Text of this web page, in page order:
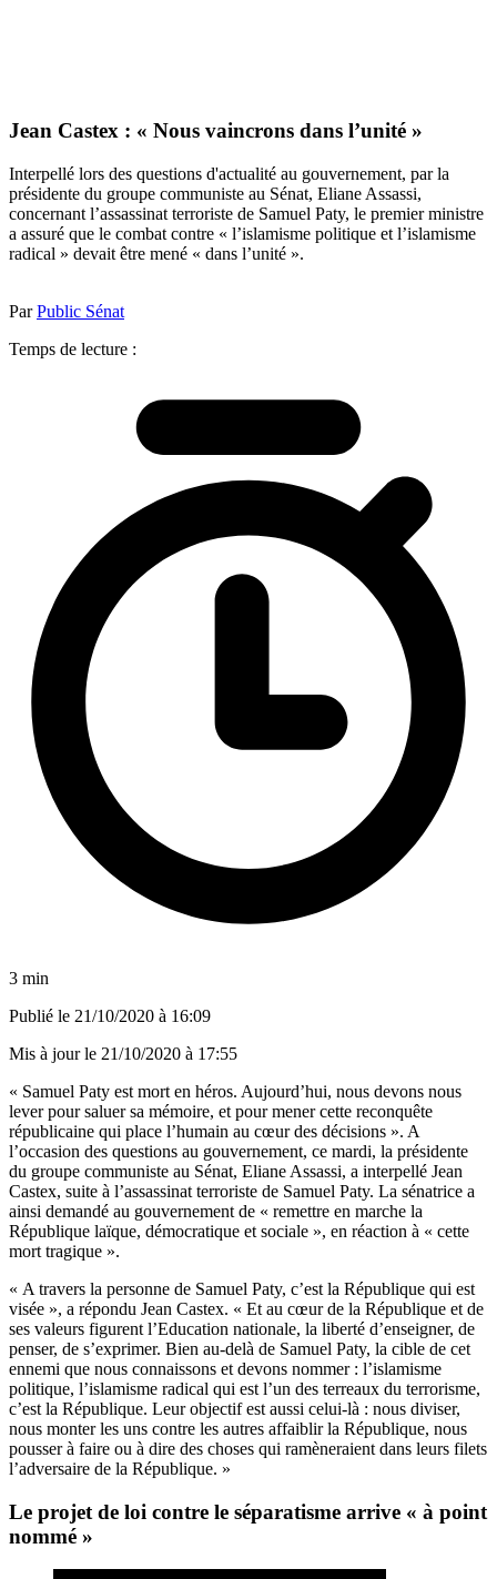
Jean Castex : « Nous vaincrons dans l’unité »
Interpellé lors des questions d'actualité au gouvernement, par la
présidente du groupe communiste au Sénat, Eliane Assassi,
concernant l’assassinat terroriste de Samuel Paty, le premier ministre
a assuré que le combat contre « l’islamisme politique et l’islamisme
radical » devait être mené « dans l’unité ».
ParPublic Sénat
Temps de lecture :
3 min
Publié le 21/10/2020 à 16:09
Mis à jour le 21/10/2020 à 17:55
« Samuel Paty est mort en héros. Aujourd’hui, nous devons nous
lever pour saluer sa mémoire, et pour mener cette reconquête
républicaine qui place l’humain au cœur des décisions ». A
l’occasion des questions au gouvernement, ce mardi, la présidente
du groupe communiste au Sénat, Eliane Assassi, a interpellé Jean
Castex, suite à l’assassinat terroriste de Samuel Paty. La sénatrice a
ainsi demandé au gouvernement de « remettre en marche la
République laïque, démocratique et sociale », en réaction à « cette
mort tragique ».
« A travers la personne de Samuel Paty, c’est la République qui est
visée », a répondu Jean Castex. « Et au cœur de la République et de
ses valeurs figurent l’Education nationale, la liberté d’enseigner, de
penser, de s’exprimer. Bien au-delà de Samuel Paty, la cible de cet
ennemi que nous connaissons et devons nommer : l’islamisme
politique, l’islamisme radical qui est l’un des terreaux du terrorisme,
c’est la République. Leur objectif est aussi celui-là : nous diviser,
nous monter les uns contre les autres affaiblir la République, nous
pousser à faire ou à dire des choses qui ramèneraient dans leurs filets
l’adversaire de la République. »
Le projet de loi contre le séparatisme arrive « à point
nommé »